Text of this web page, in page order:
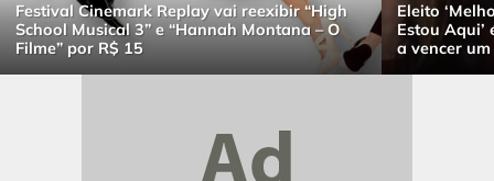
Festival Cinemark Replay vai reexibir “High
School Musical 3” e “Hannah Montana – O
Filme” por R$ 15
Eleito
Estou
a vencer